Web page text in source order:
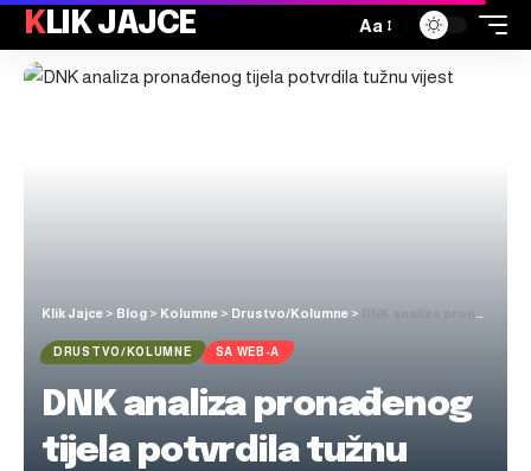
KLIK JAJCE Aa
Klik Jajce > Blog > Kolumne > Drustvo/Kolumne >
DRUSTVO/KOLUMNE SA WEB-A
DNK analiza pronađenog
tijela potvrdila tužnu